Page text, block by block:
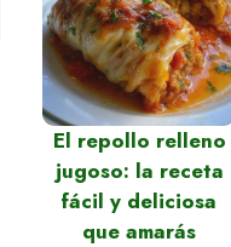
El repollo relleno
jugoso: la receta
fácil y deliciosa
que amarás